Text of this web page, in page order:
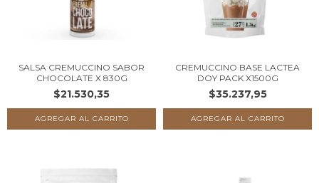
SALSA CREMUCCINO SABOR
CHOCOLATE X 830G
$21.530,35
CREMUCCINO BASE LACTEA
DOY PACK X1500G
$35.237,95